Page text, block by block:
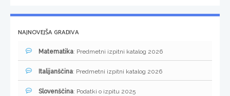
NAJNOVEJŠA GRADIVA
Matematika: Predmetni izpitni katalog 2026
Italijanščina: Predmetni izpitni katalog 2026
Slovenščina: Podatki o izpitu 2025